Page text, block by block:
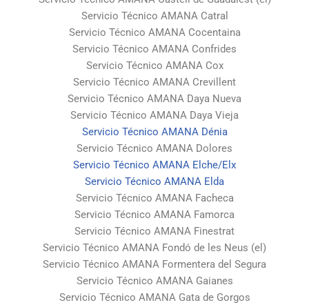
Servicio Técnico AMANA Catral
Servicio Técnico AMANA Cocentaina
Servicio Técnico AMANA Confrides
Servicio Técnico AMANA Cox
Servicio Técnico AMANA Crevillent
Servicio Técnico AMANA Daya Nueva
Servicio Técnico AMANA Daya Vieja
Servicio Técnico AMANA Dénia
Servicio Técnico AMANA Dolores
Servicio Técnico AMANA Elche/Elx
Servicio Técnico AMANA Elda
Servicio Técnico AMANA Facheca
Servicio Técnico AMANA Famorca
Servicio Técnico AMANA Finestrat
Servicio Técnico AMANA Fondó de les Neus (el)
Servicio Técnico AMANA Formentera del Segura
Servicio Técnico AMANA Gaianes
Servicio Técnico AMANA Gata de Gorgos